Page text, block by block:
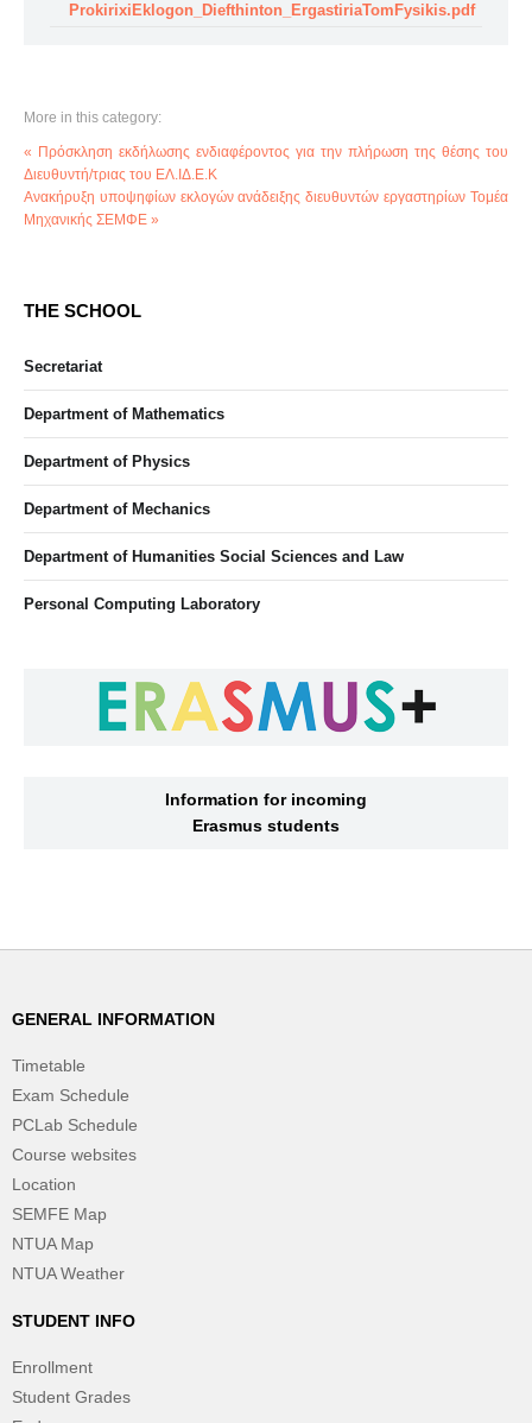
ProkirixiEklogon_Diefthinton_ErgastiriaTomFysikis.pdf
More in this category:
« Πρόσκληση εκδήλωσης ενδιαφέροντος για την πλήρωση της θέσης του
Διευθυντή/τριας του ΕΛ.ΙΔ.Ε.Κ
Ανακήρυξη υποψηφίων εκλογών ανάδειξης διευθυντών εργαστηρίων Τομέα
Μηχανικής ΣΕΜΦΕ »
THE SCHOOL
Secretariat
Department of Mathematics
Department of Physics
Department of Mechanics
Department of Humanities Social Sciences and Law
Personal Computing Laboratory
Information for incoming
Erasmus students
GENERAL INFORMATION
Timetable
Exam Schedule
PCLab Schedule
Course websites
Location
SEMFE Map
NTUA Map
NTUA Weather
STUDENT INFO
Enrollment
Student Grades